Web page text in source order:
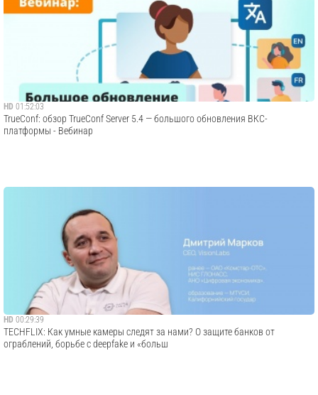
HD 01:52:03
TrueConf: обзор TrueConf Server 5.4 — большого обновления ВКС-
платформы - Вебинар
HD 00:29:39
TECHFLIX: Как умные камеры следят за нами? О защите банков от
ограблений, борьбе с deepfake и «больш